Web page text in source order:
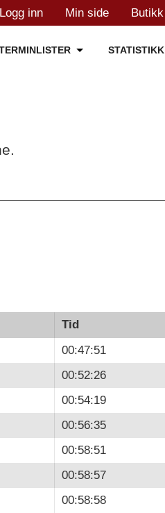
Logg inn Min side Butikk
STATISTIKK
Tid
00:47:51
00:52:26
00:54:19
00:56:35
00:58:51
00:58:57
00:58:58